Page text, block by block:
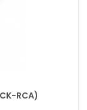
RCA)